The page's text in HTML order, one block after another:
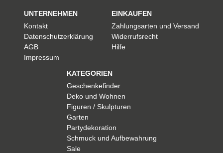
UNTERNEHMEN
Kontakt
Datenschutzerklärung
AGB
Impressum
EINKAUFEN
Zahlungsarten und Versand
Widerrufsrecht
Hilfe
KATEGORIEN
Geschenkefinder
Deko und Wohnen
Figuren / Skulpturen
Garten
Partydekoration
Schmuck und Aufbewahrung
Sale